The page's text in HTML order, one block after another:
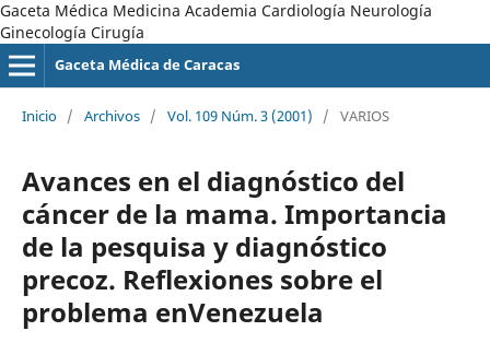
Gaceta Médica Medicina Academia Cardiología Neurología
Ginecología Cirugía
Gaceta Médica de Caracas
Inicio / Archivos / Vol. 109 Núm. 3 (2001) / VARIOS
Avances en el diagnóstico del
cáncer de la mama. Importancia
de la pesquisa y diagnóstico
precoz. Reflexiones sobre el
problema enVenezuela